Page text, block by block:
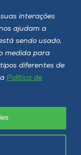
interações
ajudam a
sendo usado,
medida para
diferentes de
Política de